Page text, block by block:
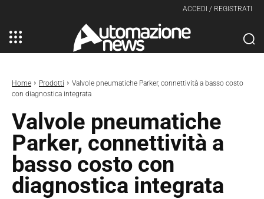
ACCEDI / REGISTRATI
Home Prodotti
Valvole pneumatiche Parker, connettività a basso costo
con diagnostica integrata
Valvole pneumatiche
Parker, connettività a
basso costo con
diagnostica integrata